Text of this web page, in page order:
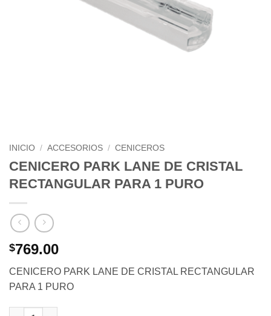
INICIO / ACCESORIOS / CENICEROS
CENICERO PARK LANE DE CRISTAL
RECTANGULAR PARA 1 PURO
$769.00
CENICERO PARK LANE DE CRISTAL RECTANGULAR
PARA 1 PURO
CENICERO PARK LANE DE CRISTAL RECTANGULAR PARA 1